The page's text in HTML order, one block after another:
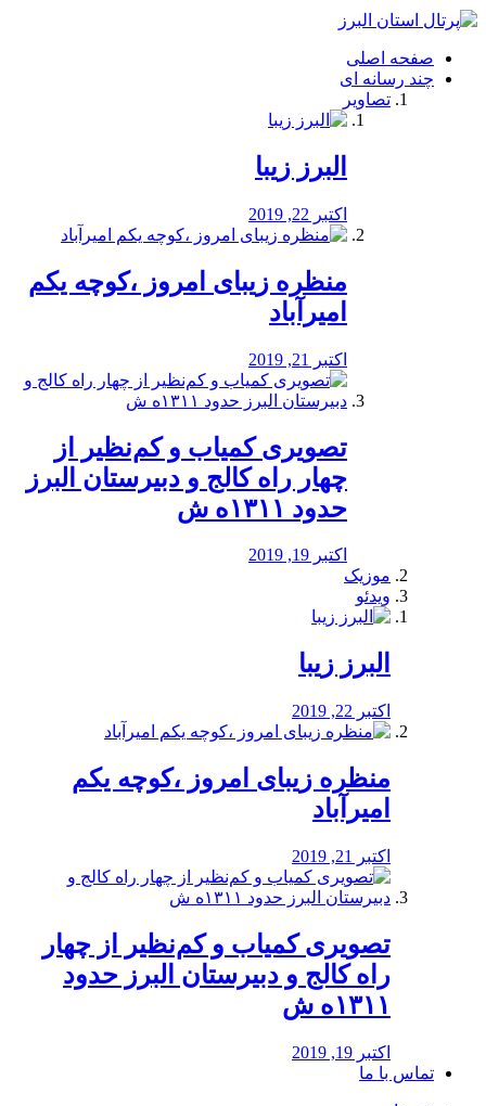
فصد
شرق
تهران
خشکشویی
صفحه اصلی
چند رسانه ای
تصاویر
البرز زیبا
اکتبر 22, 2019
منظره‌‌ زیبای امروز ،کوچه یکم
امیرآباد
اکتبر 21, 2019
️تصویری کمیاب و کم‌نظیر از
چهار راه كالج و دبيرستان البرز
حدود ۱۳۱۱ه ش
اکتبر 19, 2019
موزیک
ویدئو
البرز زیبا
اکتبر 22, 2019
منظره‌‌ زیبای امروز ،کوچه یکم
امیرآباد
اکتبر 21, 2019
️تصویری کمیاب و کم‌نظیر از چهار
راه كالج و دبيرستان البرز حدود
۱۳۱۱ه ش
اکتبر 19, 2019
تماس با ما